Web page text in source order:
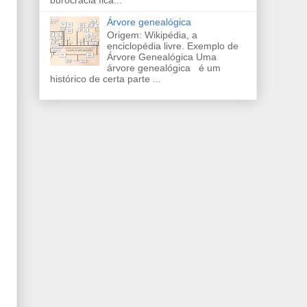
Árvore genealógica
Origem: Wikipédia, a
enciclopédia livre. Exemplo de
Árvore Genealógica Uma
árvore genealógica é um
histórico de certa parte ...